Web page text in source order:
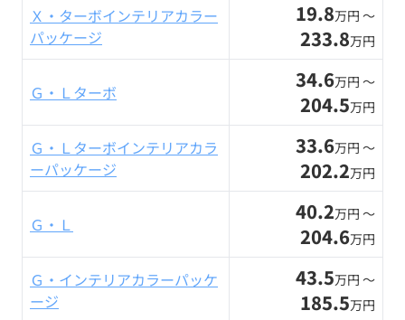
Ｘ・ターボインテリアカラー
パッケージ
19.8万円 〜
233.8万円
Ｇ・Ｌターボ 34.6万円 〜
204.5万円
Ｇ・Ｌターボインテリアカラ
ーパッケージ
33.6万円 〜
202.2万円
Ｇ・Ｌ 40.2万円 〜
204.6万円
Ｇ・インテリアカラーパッケ
ージ
43.5万円 〜
185.5万円